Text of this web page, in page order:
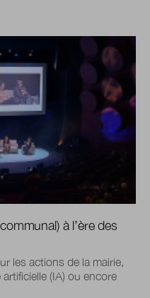
à l’ère des
les actions de la mairie,
(IA) ou encore